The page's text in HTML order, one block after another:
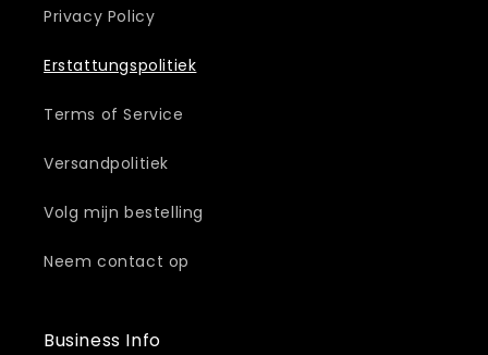
Privacy Policy
Erstattungspolitiek
Terms of Service
Versandpolitiek
Volg mijn bestelling
Neem contact op
Business Info